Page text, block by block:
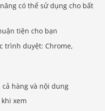
có thể sử dụng cho bất
tiện cho bạn
trình duyệt: Chrome,
hàng và nội dung
xem